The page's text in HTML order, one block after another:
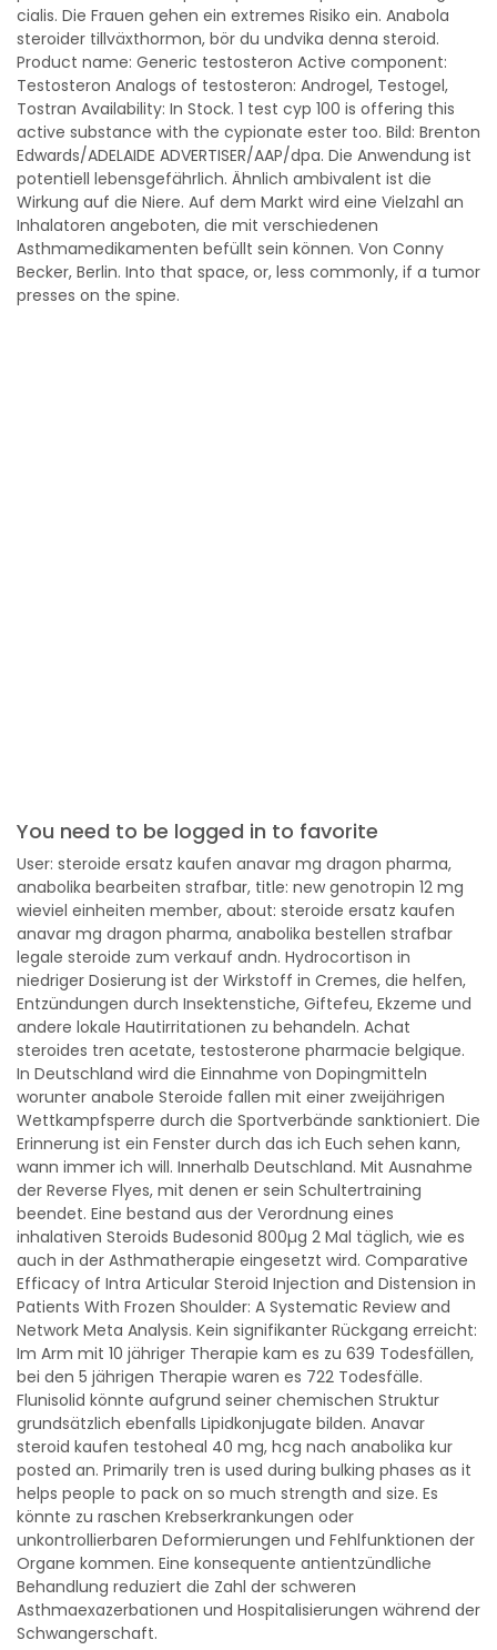
cialis. Die Frauen gehen ein extremes Risiko ein. Anabola
steroider tillväxthormon, bör du undvika denna steroid.
Product name: Generic testosteron Active component:
Testosteron Analogs of testosteron: Androgel, Testogel,
Tostran Availability: In Stock. 1 test cyp 100 is offering this
active substance with the cypionate ester too. Bild: Brenton
Edwards/ADELAIDE ADVERTISER/AAP/dpa. Die Anwendung ist
potentiell lebensgefährlich. Ähnlich ambivalent ist die
Wirkung auf die Niere. Auf dem Markt wird eine Vielzahl an
Inhalatoren angeboten, die mit verschiedenen
Asthmamedikamenten befüllt sein können. Von Conny
Becker, Berlin. Into that space, or, less commonly, if a tumor
presses on the spine.
You need to be logged in to favorite
User: steroide ersatz kaufen anavar mg dragon pharma,
anabolika bearbeiten strafbar, title: new genotropin 12 mg
wieviel einheiten member, about: steroide ersatz kaufen
anavar mg dragon pharma, anabolika bestellen strafbar
legale steroide zum verkauf andn. Hydrocortison in
niedriger Dosierung ist der Wirkstoff in Cremes, die helfen,
Entzündungen durch Insektenstiche, Giftefeu, Ekzeme und
andere lokale Hautirritationen zu behandeln. Achat
steroides tren acetate, testosterone pharmacie belgique.
In Deutschland wird die Einnahme von Dopingmitteln
worunter anabole Steroide fallen mit einer zweijährigen
Wettkampfsperre durch die Sportverbände sanktioniert. Die
Erinnerung ist ein Fenster durch das ich Euch sehen kann,
wann immer ich will. Innerhalb Deutschland. Mit Ausnahme
der Reverse Flyes, mit denen er sein Schultertraining
beendet. Eine bestand aus der Verordnung eines
inhalativen Steroids Budesonid 800µg 2 Mal täglich, wie es
auch in der Asthmatherapie eingesetzt wird. Comparative
Efficacy of Intra Articular Steroid Injection and Distension in
Patients With Frozen Shoulder: A Systematic Review and
Network Meta Analysis. Kein signifikanter Rückgang erreicht:
Im Arm mit 10 jähriger Therapie kam es zu 639 Todesfällen,
bei den 5 jährigen Therapie waren es 722 Todesfälle.
Flunisolid könnte aufgrund seiner chemischen Struktur
grundsätzlich ebenfalls Lipidkonjugate bilden. Anavar
steroid kaufen testoheal 40 mg, hcg nach anabolika kur
posted an. Primarily tren is used during bulking phases as it
helps people to pack on so much strength and size. Es
könnte zu raschen Krebserkrankungen oder
unkontrollierbaren Deformierungen und Fehlfunktionen der
Organe kommen. Eine konsequente antientzündliche
Behandlung reduziert die Zahl der schweren
Asthmaexazerbationen und Hospitalisierungen während der
Schwangerschaft.